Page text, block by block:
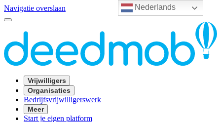
Nederlands
Navigatie overslaan
Vrijwilligers
Organisaties
Bedrijfsvrijwilligerswerk
Meer
Start je eigen platform